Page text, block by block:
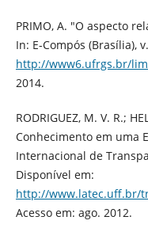
PRIMO, A. "O aspecto
In: E-Compós (Brasília),
http://www6.ufrgs.br/
2014.
RODRIGUEZ, M. V. R.;
Conhecimento em uma
Internacional de
Disponível em:
http://www.latec.uff.br/
Acesso em: ago. 2012.